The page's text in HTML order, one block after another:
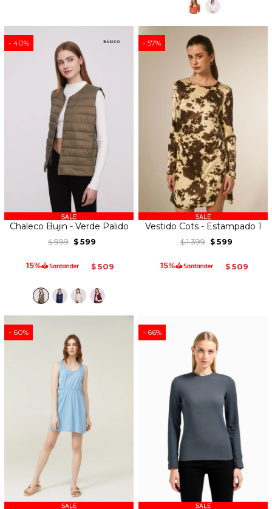
40
Chaleco Bujin - Verde Palido
$ 999 $ 599
$ 509
57
Vestido Cots - Estampado 1
$ 1.399 $ 599
$ 509
60 66